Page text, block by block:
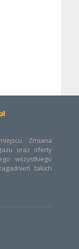
Zmiana
oraz oferty
wszystkiego
takich